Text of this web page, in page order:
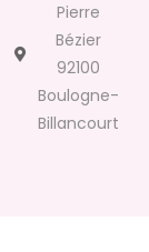
Pierre
Bézier
92100
Boulogne-
Billancourt